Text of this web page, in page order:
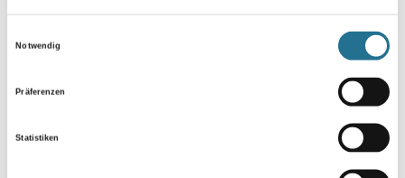
Notwendig
Präferenzen
Statistiken